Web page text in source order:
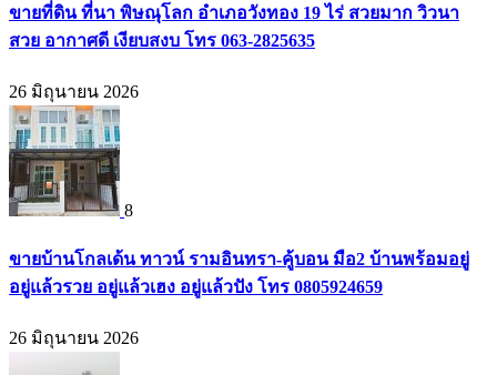
ขายที่ดิน ที่นา พิษณุโลก อำเภอวังทอง 19 ไร่ สวยมาก วิวนา
สวย อากาศดี เงียบสงบ โทร 063-2825635
26 มิถุนายน 2026
8
ขายบ้านโกลเด้น ทาวน์ รามอินทรา-คู้บอน มือ2 บ้านพร้อมอยู่
อยู่แล้วรวย อยู่แล้วเฮง อยู่แล้วปัง โทร 0805924659
26 มิถุนายน 2026